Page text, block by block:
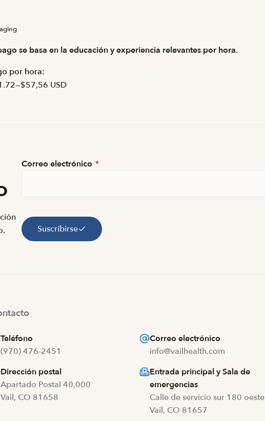
se basa en la educación y experiencia relevantes por hora.
por hora:
—$57,56 USD
Correo electrónico *
Suscribirse
Teléfono
(970) 476-2451
Correo electrónico
info@vailhealth.com
Dirección postal
Apartado Postal 40,000
Vail, CO 81658
Entrada principal y Sala de
emergencias
Calle de servicio sur 180 oeste
Vail, CO 81657